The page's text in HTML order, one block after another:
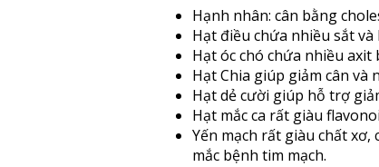
Hạnh nhân: cân bằng
Hạt điều chứa nhiều sắt
Hạt óc chó chứa nhiều
Hạt Chia giúp giảm cân
Hạt dẻ cười giúp hỗ trợ
Hạt mắc ca rất giàu
Yến mạch rất giàu chất
mắc bệnh tim mạch.